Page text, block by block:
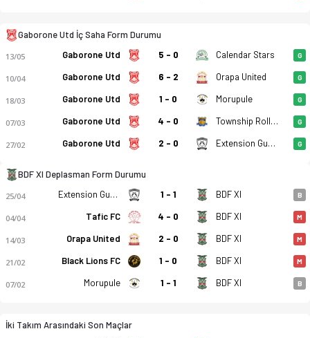
Gaborone Utd İç Saha Form Durumu
13/05 Gaborone Utd 5 - 0 Calendar Stars G
10/04 Gaborone Utd 6 - 2 Orapa United G
18/03 Gaborone Utd 1 - 0 Morupule G
07/03 Gaborone Utd 4 - 0 Township Rollers G
27/02 Gaborone Utd 2 - 0 Extension Gunners G
BDF XI Deplasman Form Durumu
25/04 Extension Gunners 1 - 1 BDF XI B
04/04 Tafic FC 4 - 0 BDF XI M
14/03 Orapa United 2 - 0 BDF XI M
21/02 Black Lions FC 1 - 0 BDF XI M
07/02 Morupule 1 - 1 BDF XI B
İki Takım Arasındaki Son Maçlar